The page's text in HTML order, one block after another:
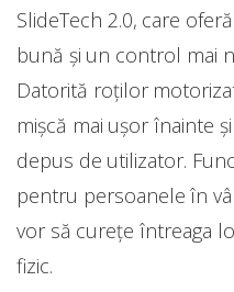
SlideTech 2.0, care
bună și un control mai
Datorită roților
mișcă mai ușor înainte
depus de utilizator.
pentru persoanele în
vor să curețe întreaga
fizic.